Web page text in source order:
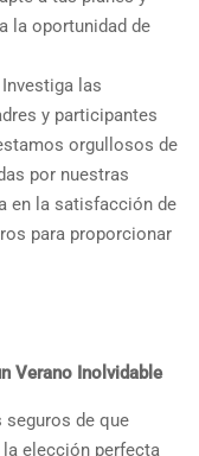
la oportunidad de
Investiga las
y participantes
orgullosos de
por nuestras
en la satisfacción de
para proporcionar
Verano Inolvidable
de que
la elección perfecta